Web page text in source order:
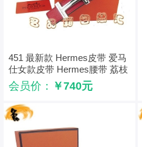
451 最新款 Hermes皮带 爱马
仕女款皮带 Hermes腰带 荔枝
纹红配黑 银配白扣3cm
会员价： ￥740元